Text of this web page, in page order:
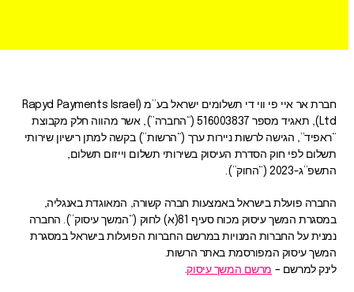
חברת אר איי פי ווי די תשלומים ישראל בע”מ (Rapyd Payments Israel
Ltd), תאגיד מספר 516003837 (“החברה”), אשר מהווה חלק מקבוצת
“ראפיד”, הגישה לרשות ניירות ערך (“הרשות”) בקשה למתן רישיון שירותי
תשלום לפי חוק הסדרת העיסוק בשירותי תשלום וייזום תשלום,
התשפ”ג-2023 (“החוק”).
החברה פועלת בישראל באמצעות חברה קשורה, המאוגדת באנגליה,
במסגרת המשך עיסוק מכוח סעיף 81(א) לחוק (“המשך עיסוק”). החברה
נמנית על החברות המנויות במרשם החברות הפועלות בישראל במסגרת
המשך עיסוק המפורסמת באתר הרשות.
לינק למרשם – מרשם המשך עיסוק.